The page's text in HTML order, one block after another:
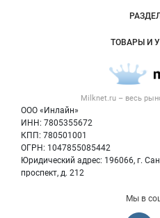
Milknet.ru – весь
ООО «Инлайн»
ИНН: 7805355672
КПП: 780501001
ОГРН: 1047855085442
Юридический адрес: 196066, г.
проспект, д. 212
Новости
Контактная
Политика обработки
ТОВАРЫ И
Молочная
Мы в